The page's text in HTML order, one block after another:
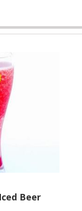
Beer